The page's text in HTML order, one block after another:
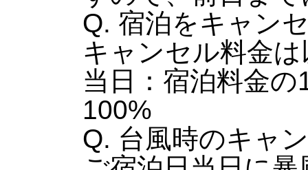
Q. 宿泊をキャン
キャンセル料金
当日：宿泊料金
100%
Q. 台風時のキャ